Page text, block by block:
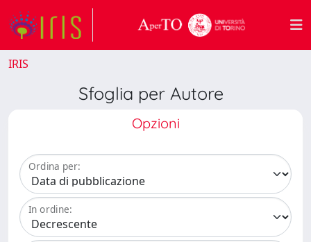
IRIS
Sfoglia per Autore
Opzioni
Ordina per:
In ordine: